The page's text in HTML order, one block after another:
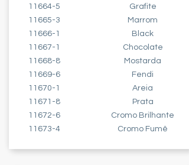
11664-5
11665-3
11666-1
11667-1
11668-8
11669-6
11670-1
11671-8
11672-6
11673-4
Grafite
Marrom
Black
Chocolate
Mostarda
Fendi
Areia
Prata
Cromo Brilhante
Cromo Fumê